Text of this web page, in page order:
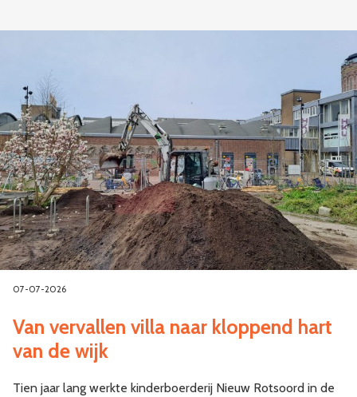
07-07-2026
Van vervallen villa naar kloppend hart
van de wijk
Tien jaar lang werkte kinderboerderij Nieuw Rotsoord in de